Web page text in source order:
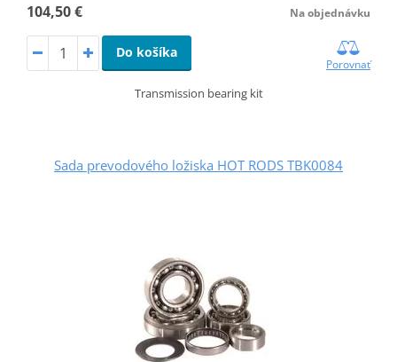
104,50 € Na objednávku
Do košíka
Porovnať
Transmission bearing kit
Sada prevodového ložiska HOT RODS TBK0084